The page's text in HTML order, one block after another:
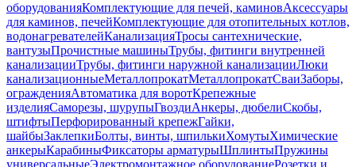
оборудованияКомплектующие для печей, каминовАксессуары
для каминов, печейКомплектующие для отопительных котлов,
водонагревателейКанализацияТросы сантехнические,
вантузыПрочистные машиныТрубы, фитинги внутренней
канализацииТрубы, фитинги наружной канализацииЛюки
канализационныеМеталлопрокатМеталлопрокатСваиЗаборы,
огражденияАвтоматика для воротКрепежные
изделияСаморезы, шурупыГвоздиАнкеры, дюбелиСкобы,
штифтыПерфорированный крепежГайки,
шайбыЗаклепкиБолты, винты, шпилькиХомутыХимические
анкерыКарабиныФиксаторы арматурыШплинтыПружины
универсальныеЭлектромонтажное оборудованиеРозетки и